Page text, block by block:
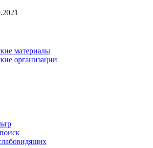
материалы
организации